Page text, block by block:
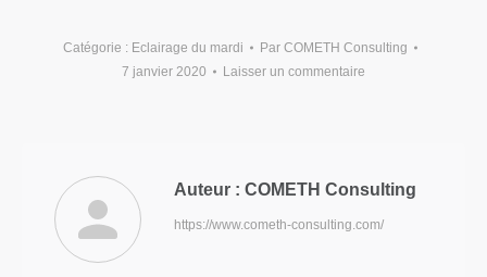
Catégorie : Eclairage du mardi Par COMETH Consulting
7 janvier 2020
Laisser un commentaire
Auteur : COMETH Consulting
https://www.cometh-consulting.com/